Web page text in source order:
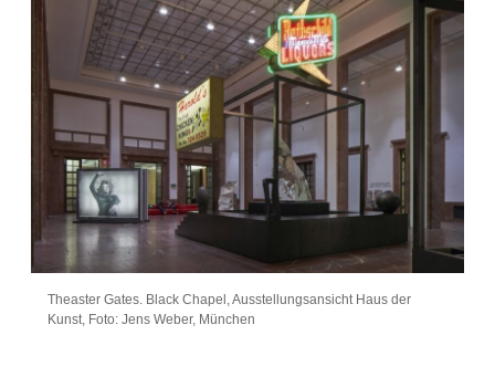
Theaster Gates. Black Chapel, Ausstellungsansicht Haus der
Kunst, Foto: Jens Weber, München